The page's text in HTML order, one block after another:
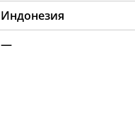
Индонезия
—